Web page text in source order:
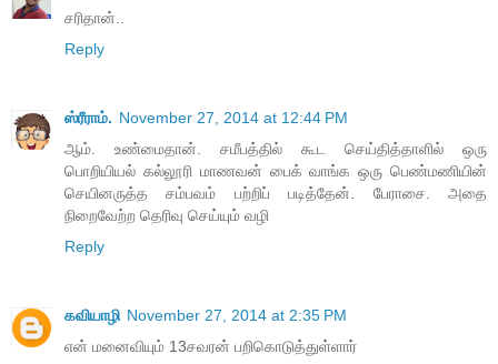
சரிதான்..
Reply
ஸ்ரீராம். November 27, 2014 at 12:44 PM
ஆம். உண்மைதான். சமீபத்தில் கூட செய்தித்தாளில் ஒரு
பொறியியல் கல்லூரி மாணவன் பைக் வாங்க ஒரு பெண்மணியின்
செயினருத்த சம்பவம் பற்றிப் படித்தேன். பேராசை. அதை
நிறைவேற்ற தெரிவு செய்யும் வழி
Reply
கவியாழி November 27, 2014 at 2:35 PM
என் மனைவியும் 13சவரன் பறிகொடுத்துள்ளார்